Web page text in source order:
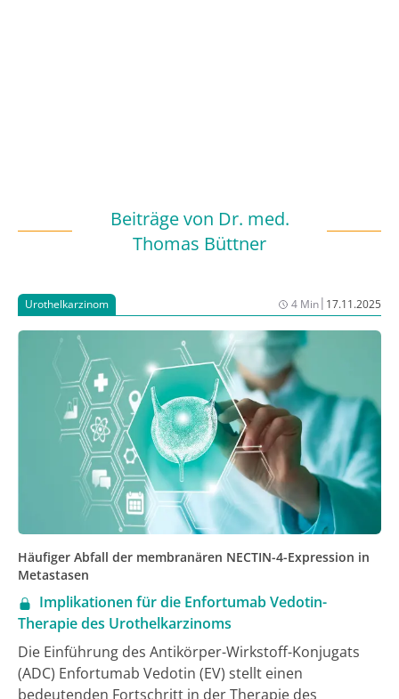
Beiträge von Dr. med.
Thomas Büttner
Urothelkarzinom 4 Min| 17.11.2025
Häufiger Abfall der membranären NECTIN-4-Expression in
Metastasen
Implikationen für die Enfortumab Vedotin-
Therapie des Urothelkarzinoms
Die Einführung des Antikörper-Wirkstoff-Konjugats
(ADC) Enfortumab Vedotin (EV) stellt einen
bedeutenden Fortschritt in der Therapie des